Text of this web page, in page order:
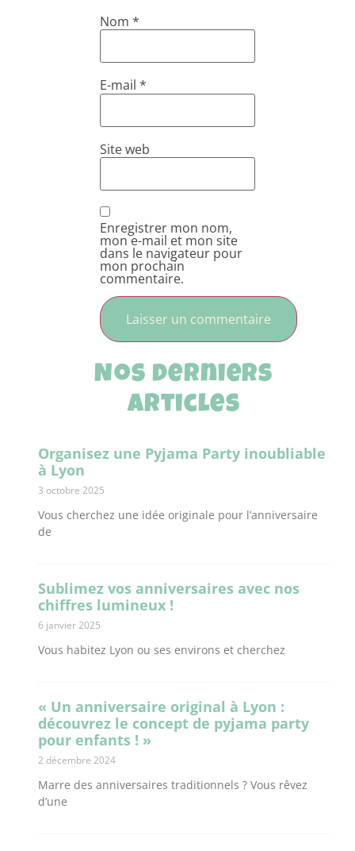
Nom *
E-mail *
Site web
Enregistrer mon nom,
mon e-mail et mon site
dans le navigateur pour
mon prochain
commentaire.
Nos derniers
articles
Organisez une Pyjama Party inoubliable
à Lyon
3 octobre 2025
Vous cherchez une idée originale pour l’anniversaire
de
Sublimez vos anniversaires avec nos
chiffres lumineux !
6 janvier 2025
Vous habitez Lyon ou ses environs et cherchez
« Un anniversaire original à Lyon :
découvrez le concept de pyjama party
pour enfants ! »
2 décembre 2024
Marre des anniversaires traditionnels ? Vous rêvez
d’une